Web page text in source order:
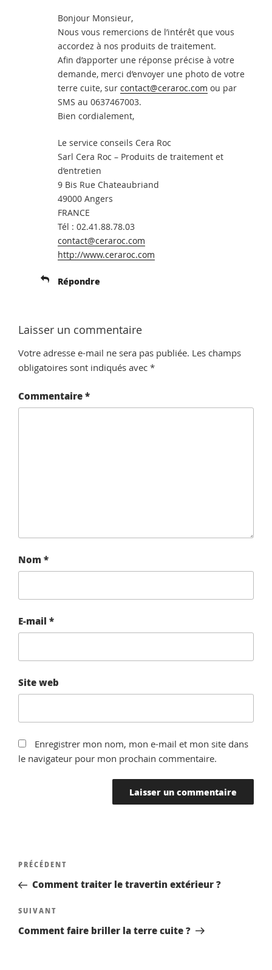
Bonjour Monsieur,
Nous vous remercions de l’intérêt que vous
accordez à nos produits de traitement.
Afin d’apporter une réponse précise à votre
demande, merci d’envoyer une photo de votre
terre cuite, sur contact@ceraroc.com ou par
SMS au 0637467003.
Bien cordialement,
Le service conseils Cera Roc
Sarl Cera Roc – Produits de traitement et
d’entretien
9 Bis Rue Chateaubriand
49000 Angers
FRANCE
Tél : 02.41.88.78.03
contact@ceraroc.com
http://www.ceraroc.com
Répondre
Laisser un commentaire
Votre adresse e-mail ne sera pas publiée. Les champs
obligatoires sont indiqués avec *
Commentaire*
Nom *
E-mail *
Site web
Enregistrer mon nom, mon e-mail et mon site dans
le navigateur pour mon prochain commentaire.
Navigation
l’article
Article
précédent
PRÉCÉDENT
Comment traiter le travertin extérieur ?
Article
suivant
SUIVANT
Comment faire briller la terre cuite ?